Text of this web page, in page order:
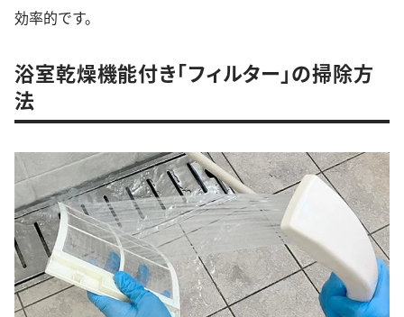
効率的です。
浴室乾燥機能付き「フィルター」の掃除方
法